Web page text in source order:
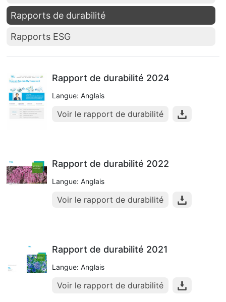
Rapports de durabilité
Rapports ESG
Rapport de durabilité 2024
Langue: Anglais
Voir le rapport de durabilité
Rapport de durabilité 2022
Langue: Anglais
Voir le rapport de durabilité
Rapport de durabilité 2021
Langue: Anglais
Voir le rapport de durabilité